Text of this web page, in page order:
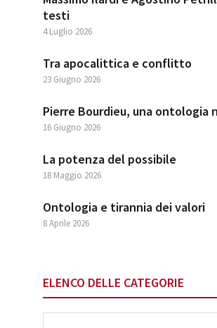
testi
4 Luglio 2026
Tra apocalittica e conflitto
23 Giugno 2026
Pierre Bourdieu, una ontologia
16 Giugno 2026
La potenza del possibile
18 Maggio 2026
Ontologia e tirannia dei valori
8 Aprile 2026
ELENCO DELLE CATEGORIE